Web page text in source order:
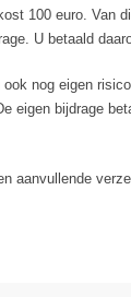
100 euro. Van
U betaald
nog eigen
eigen bijdrage
aanvullende